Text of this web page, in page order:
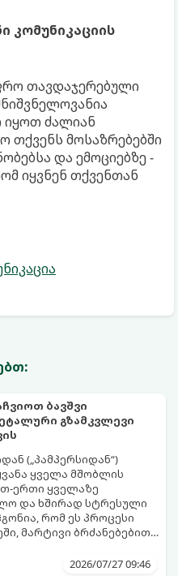
კომუნიკაციის
თავდაჯერებული
იყოთ ძალიან
თქვენს მოსაზრებებში
და ემოციებზე -
იყვნენ თქვენთან
ბავშვი
გზამკვლევი
(„პამპერსიდან“)
ყველა მშობლის
ერთი ყველაზე
და ხშირად სტრესული
რომ ეს პროცესი
მარტივი ბრძანებებით
და ფსიქოლოგიური
ეს პროცესი2026/07/27 09:46